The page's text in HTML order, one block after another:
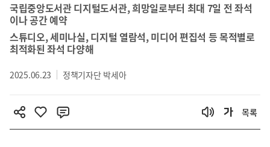
국립중앙도서관 디지털도서관, 희망일로부터 최대 7일 전 좌석
이나 공간 예약
스튜디오, 세미나실, 디지털 열람석, 미디어 편집석 등 목적별로
최적화된 좌석 다양해
2025.06.23 정책기자단 박세아
목록